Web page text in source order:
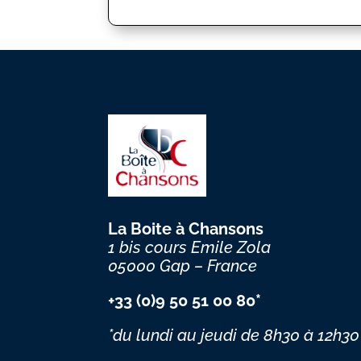
La Boite à Chansons
1 bis cours Emile Zola
05000 Gap – France
+33 (0)9 50 51 00 80*
*du lundi au jeudide 8h30 à 12h30